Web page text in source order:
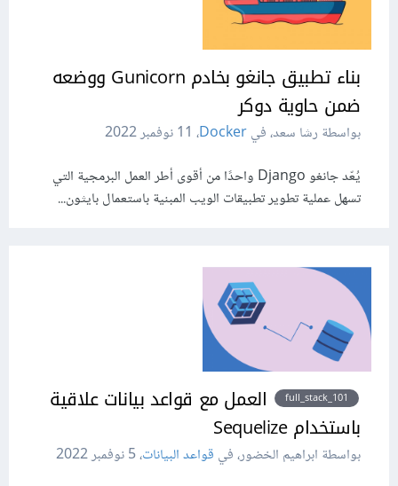
بناء تطبيق جانغو بخادم Gunicorn ووضعه
ضمن حاوية دوكر
بواسطة رشا سعد، فيDocker، 11 نوفمبر 2022
يُعّد جانغو Django واحدًا من أقوى أطر العمل البرمجية التي
تسهل عملية تطوير تطبيقات الويب المبنية باستعمال بايثون...
full_stack_101
العمل مع قواعد بيانات علاقية
باستخدام Sequelize
بواسطة ابراهيم الخضور، في قواعد البيانات،5 نوفمبر 2022